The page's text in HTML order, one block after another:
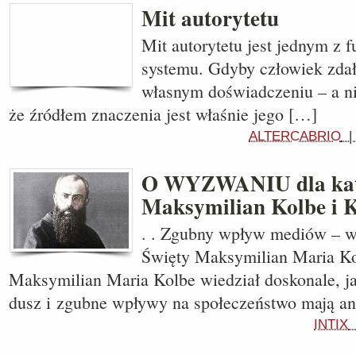
Mit autorytetu
Mit autorytetu jest jednym z
systemu. Gdyby człowiek
własnym doświadczeniu – a
że źródłem znaczenia jest właśnie jego […]
ALTERCABRIO
O WYZWANIU dla
Maksymilian Kolbe i
. . Zgubny wpływ mediów –
Święty Maksymilian Maria
Maksymilian Maria Kolbe wiedział doskonale,
dusz i zgubne wpływy na społeczeństwo mają
INTIX